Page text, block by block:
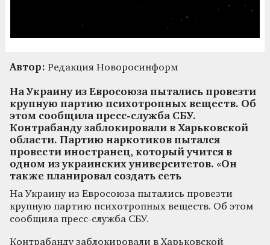
Автор: Редакция Новоросинформ
На Украину из Евросоюза пытались провезти
крупную партию психотропных веществ. Об
этом сообщила пресс-служба СБУ.
Контрабанду заблокировали в Харьковской
области. Партию наркотиков пытался
провести иностранец, который учится в
одном из украинских университетов. «Он
также планировал создать сеть
На Украину из Евросоюза пытались провезти
крупную партию психотропных веществ. Об этом
сообщила пресс-служба СБУ.
Контрабанду заблокировали в Харьковской